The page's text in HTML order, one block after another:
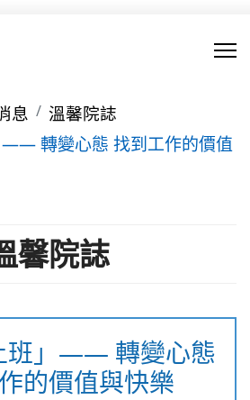
息 溫馨院誌
—— 轉變心態 找到工作的價值
馨院誌
班」—— 轉變心態
的價值與快樂